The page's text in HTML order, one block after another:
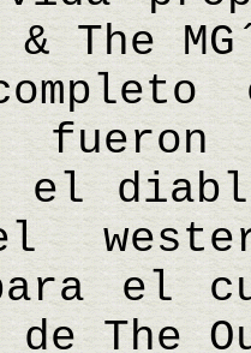
& The
fueron
el
el
de The